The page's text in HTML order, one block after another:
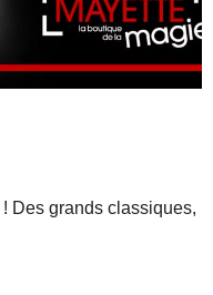
Des grands classiques,